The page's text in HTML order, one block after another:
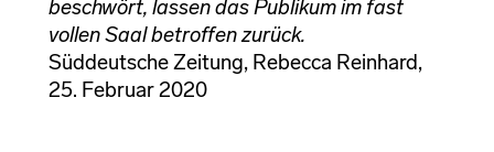
beschwört, lassen das Publikum im fast
vollen Saal betroffen zurück.
Süddeutsche Zeitung, Rebecca Reinhard,
25. Februar 2020